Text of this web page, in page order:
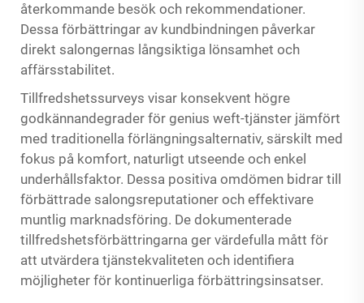
återkommande besök och rekommendationer.
Dessa förbättringar av kundbindningen påverkar
direkt salongernas långsiktiga lönsamhet och
affärsstabilitet.
Tillfredshetssurveys visar konsekvent högre
godkännandegrader för genius weft-tjänster jämfört
med traditionella förlängningsalternativ, särskilt med
fokus på komfort, naturligt utseende och enkel
underhållsfaktor. Dessa positiva omdömen bidrar till
förbättrade salongsreputationer och effektivare
muntlig marknadsföring. De dokumenterade
tillfredshetsförbättringarna ger värdefulla mått för
att utvärdera tjänstekvaliteten och identifiera
möjligheter för kontinuerliga förbättringsinsatser.